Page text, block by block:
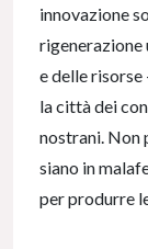
innovazione
e delle
la città dei
nostrani. Non
siano in
per produrre